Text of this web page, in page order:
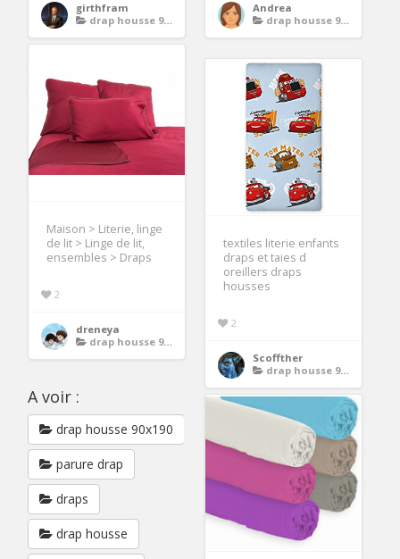
girthfram
drap housse 90x200
Andrea
drap housse 90x200
Maison > Literie, linge
de lit > Linge de lit,
ensembles > Draps
2
dreneya
drap housse 90x200
textiles literie enfants
draps et taies d
oreillers draps
housses
2
Scoffther
drap housse 90x200
A voir :
drap housse 90x190
parure drap
draps
drap housse